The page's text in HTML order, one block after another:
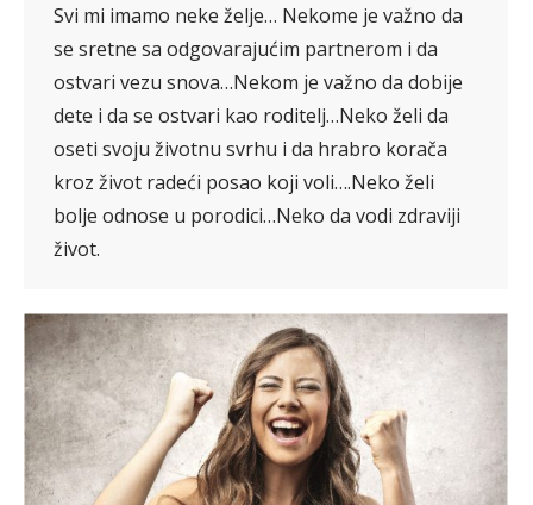
Svi mi imamo neke želje… Nekome je važno da
se sretne sa odgovarajućim partnerom i da
ostvari vezu snova…Nekom je važno da dobije
dete i da se ostvari kao roditelj…Neko želi da
oseti svoju životnu svrhu i da hrabro korača
kroz život radeći posao koji voli….Neko želi
bolje odnose u porodici…Neko da vodi zdraviji
život.